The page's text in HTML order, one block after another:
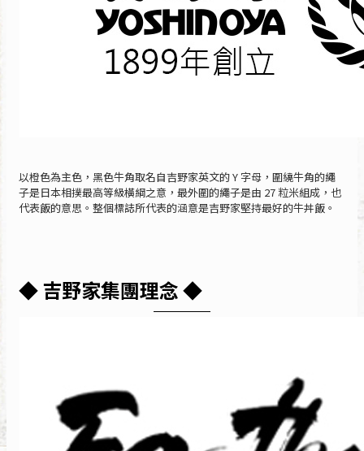
以橙色為主色，黑色牛角取名自吉野家英文的 Y 字母，圍繞牛角的繩
子是日本相撲最高等級橫綱之意，最外圍的繩子是由 27 粒米組成，也
代表飯的意思。整個標誌所代表的涵意是吉野家堅持最好的牛丼飯。
◆ 吉野家集團理念 ◆